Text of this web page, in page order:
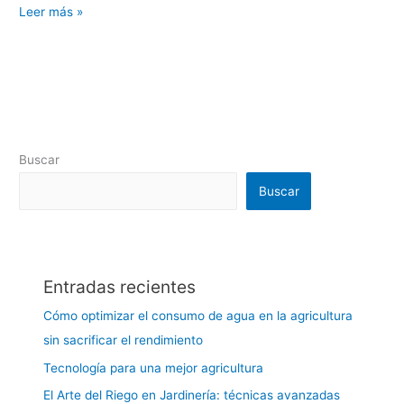
Leer más »
Buscar
Buscar
Entradas recientes
Cómo optimizar el consumo de agua en la agricultura
sin sacrificar el rendimiento
Tecnología para una mejor agricultura
El Arte del Riego en Jardinería: técnicas avanzadas